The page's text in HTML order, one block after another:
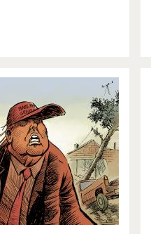
Pakistan incertain
Pot-pourri
Trump II